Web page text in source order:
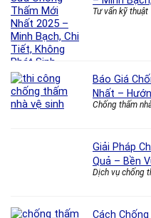
Tư vấn kỹ thuật
Báo Giá
Nhất –
Chống thấm
Giải Pháp
Quả – Bền
Dịch vụ chống
Cách